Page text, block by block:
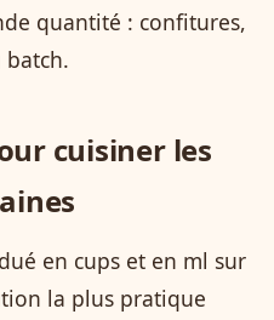
quantité : confitures,
batch.
cuisiner les
en cups et en ml sur
la plus pratique